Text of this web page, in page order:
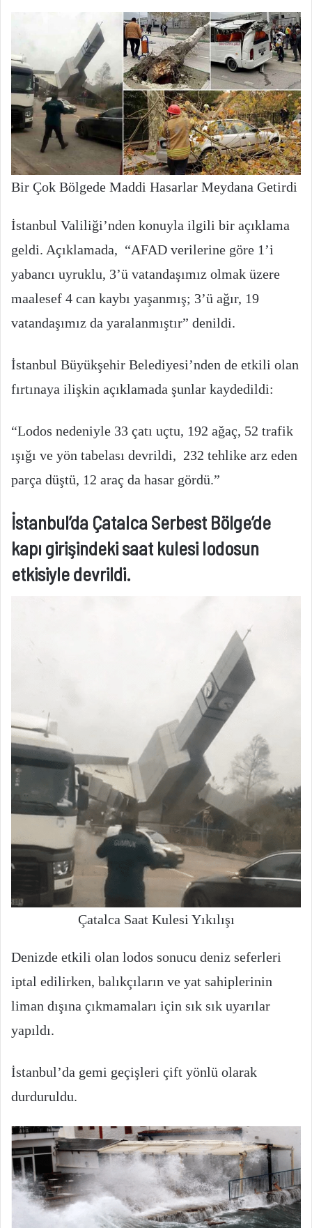
Bir Çok Bölgede Maddi Hasarlar Meydana Getirdi
İstanbul Valiliği’nden konuyla ilgili bir açıklama
geldi. Açıklamada, “AFAD verilerine göre 1’i
yabancı uyruklu, 3’ü vatandaşımız olmak üzere
maalesef 4 can kaybı yaşanmış; 3’ü ağır, 19
vatandaşımız da yaralanmıştır” denildi.
İstanbul Büyükşehir Belediyesi’nden de etkili olan
fırtınaya ilişkin açıklamada şunlar kaydedildi:
“Lodos nedeniyle 33 çatı uçtu, 192 ağaç, 52 trafik
ışığı ve yön tabelası devrildi, 232 tehlike arz eden
parça düştü, 12 araç da hasar gördü.”
İstanbul’da Çatalca Serbest Bölge’de
kapı girişindeki saat kulesi lodosun
etkisiyle devrildi.
Çatalca Saat Kulesi Yıkılışı
Denizde etkili olan lodos sonucu deniz seferleri
iptal edilirken, balıkçıların ve yat sahiplerinin
liman dışına çıkmamaları için sık sık uyarılar
yapıldı.
İstanbul’da gemi geçişleri çift yönlü olarak
durduruldu.